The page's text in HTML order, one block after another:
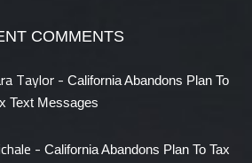
COMMENTS
Taylor- California Abandons Plan To
Text Messages
- California Abandons Plan To Tax